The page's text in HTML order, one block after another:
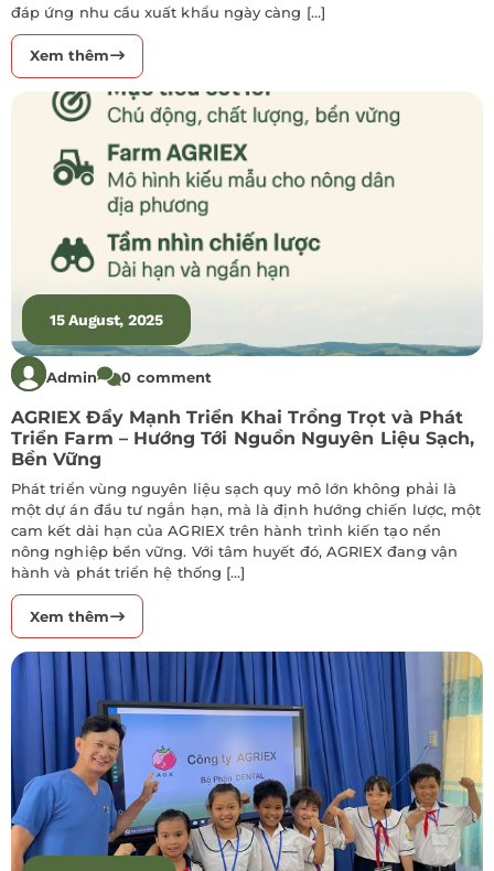
đáp ứng nhu cầu xuất khẩu ngày càng […]
Xem thêm
15 August, 2025
Admin 0 comment
AGRIEX Đẩy Mạnh Triển Khai Trồng Trọt và Phát
Triển Farm – Hướng Tới Nguồn Nguyên Liệu Sạch,
Bền Vững
Phát triển vùng nguyên liệu sạch quy mô lớn không phải là
một dự án đầu tư ngắn hạn, mà là định hướng chiến lược, một
cam kết dài hạn của AGRIEX trên hành trình kiến tạo nền
nông nghiệp bền vững. Với tâm huyết đó, AGRIEX đang vận
hành và phát triển hệ thống […]
Xem thêm